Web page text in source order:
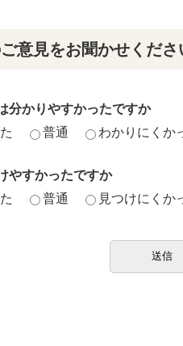
意見をお聞かせくださ
分かりやすかったですか
普通 わかりにくか
やすかったですか
普通 見つけにくか